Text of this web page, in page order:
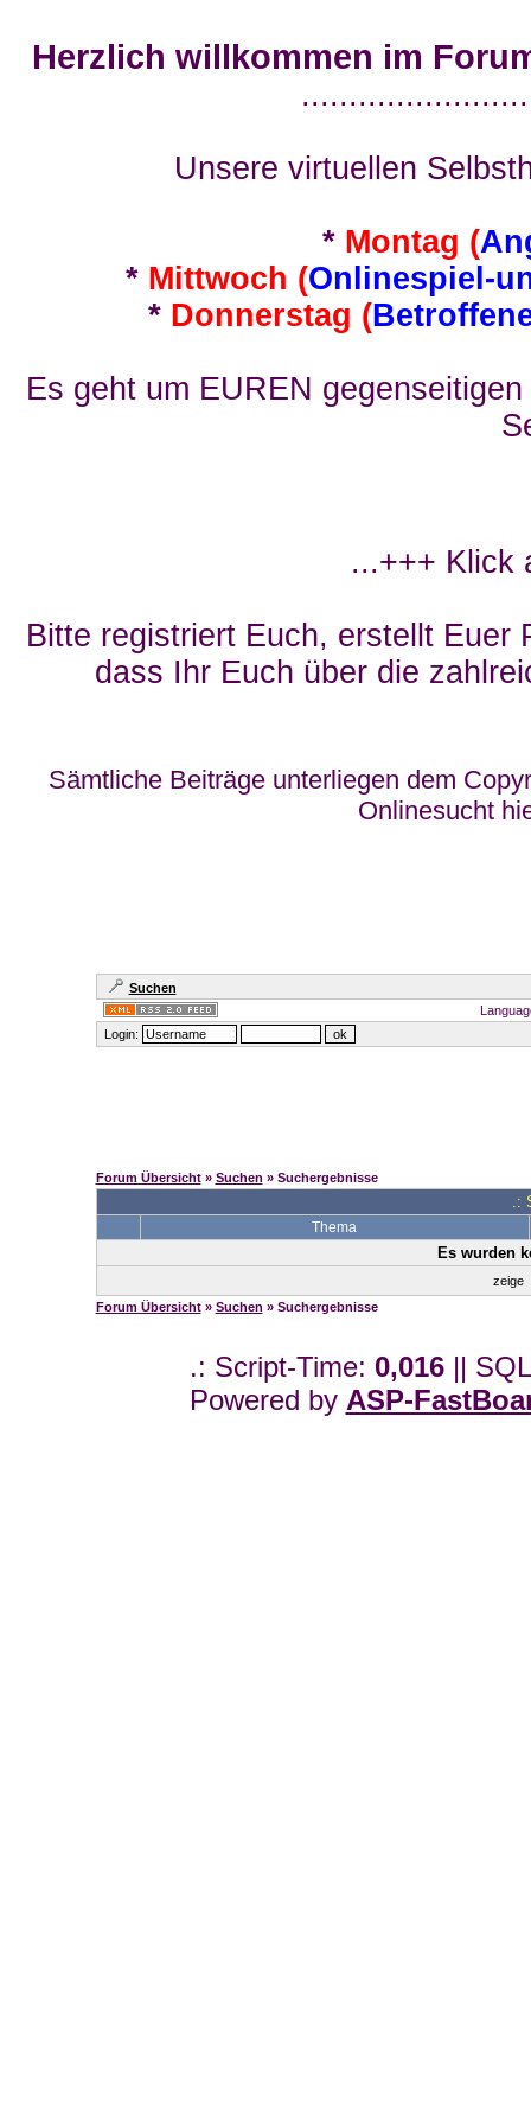
Herzlich willkommen im
Unsere virtuellen
* Montag (
* Mittwoch (Onlinespiel-
* Donnerstag (
Es geht um EUREN
...+++ Klick
Bitte registriert Euch, erstellt Euer
dass Ihr Euch über die
Sämtliche Beiträge unterliegen dem
Onlinesucht
Suchen
Login:
Forum Übersicht» Suchen » Suchergebnisse
.:
Thema
Es wurden
zeige
Forum Übersicht» Suchen » Suchergebnisse
.: Script-Time: 0,016 ||
Powered by ASP-